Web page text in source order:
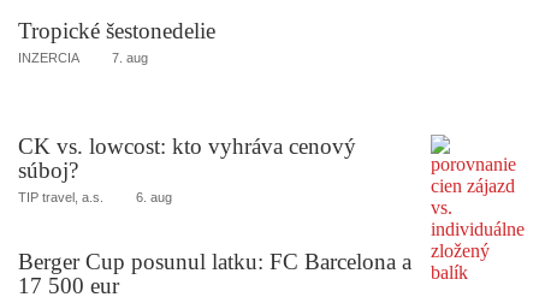
Tropické šestonedelie
INZERCIA 7. aug
CK vs. lowcost: kto vyhráva cenový
súboj?
TIP travel, a.s. 6. aug
Berger Cup posunul latku: FC Barcelona a
17 500 eur